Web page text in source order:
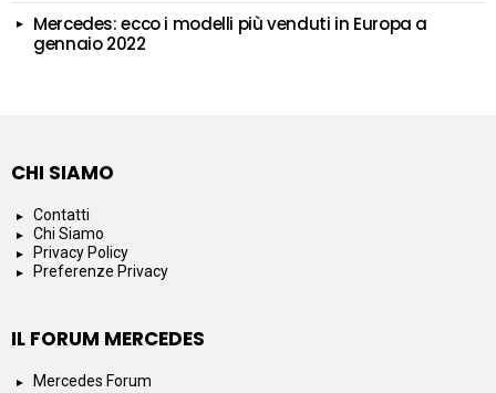
Mercedes: ecco i modelli più venduti in Europa a
gennaio 2022
CHI SIAMO
Contatti
Chi Siamo
Privacy Policy
Preferenze Privacy
IL FORUM MERCEDES
Mercedes Forum